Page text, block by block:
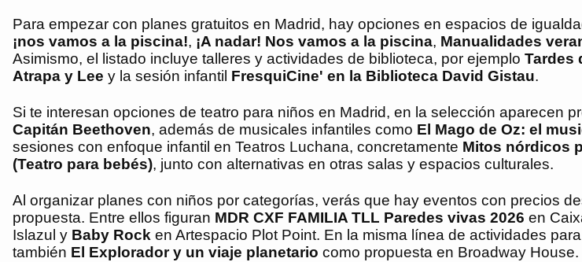
Para empezar con planes gratuitos en Madrid, hay opciones en espacios de
¡nos vamos a la piscina!, ¡A nadar! Nos vamos a la piscina, Manualidades
Asimismo, el listado incluye talleres y actividades de biblioteca, por ejemplo Tardes
Atrapa y Lee y la sesión infantil FresquiCine' en la Biblioteca David Gistau.
Si te interesan opciones de teatro para niños en Madrid, en la selección aparecen
Capitán Beethoven, además de musicales infantiles como El Mago de Oz: el
sesiones con enfoque infantil en Teatros Luchana, concretamente Mitos nórdicos
(Teatro para bebés), junto con alternativas en otras salas y espacios culturales.
Al organizar planes con niños por categorías, verás que hay eventos con precios
propuesta. Entre ellos figuran MDR CXF FAMILIA TLL Paredes vivas 2026 en
Islazul y Baby Rock en Artespacio Plot Point. En la misma línea de actividades
también El Explorador y un viaje planetario como propuesta en Broadway House.